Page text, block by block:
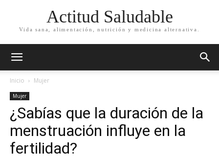
Actitud Saludable
Vida sana, alimentación, nutrición y medicina alternativa.
Inicio Mujer
Mujer
¿Sabías que la duración de la
menstruación influye en la
fertilidad?